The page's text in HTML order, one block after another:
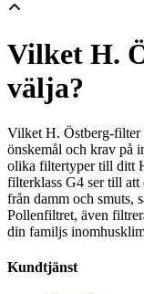
Vilket H.
välja?
Vilket H. Östberg-filter
önskemål och krav på
olika filtertyper till ditt
filterklass G4 ser till att
från damm och smuts,
Pollenfiltret, även
din familjs
Kundtjänst